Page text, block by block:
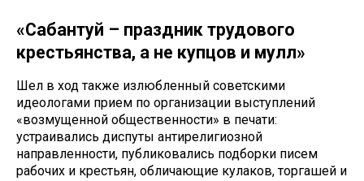
«Сабантуй – праздник трудового
крестьянства, а не купцов и мулл»
Шел в ход также излюбленный советскими
идеологами прием по организации выступлений
«возмущенной общественности» в печати:
устраивались диспуты антирелигиозной
направленности, публиковались подборки писем
рабочих и крестьян, обличающие кулаков, торгашей и